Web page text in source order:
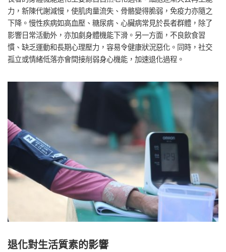
力，新陳代謝減慢，使肌肉量流失、骨骼變得脆弱，免疫力亦隨之
下降。慢性疾病如高血壓、糖尿病、心臟病常見於長者群體，除了
影響日常活動外，亦加劇身體機能下滑。另一方面，不良飲食習
慣、缺乏運動和長期心理壓力，容易令健康狀況惡化。同時，社交
孤立或情緒低落亦會間接削弱身心機能，加速退化過程。
退化對生活質素的影響